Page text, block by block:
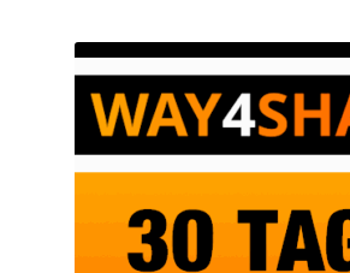
Versandinfos
Widerrufsbelehrung
Zahlungsarten